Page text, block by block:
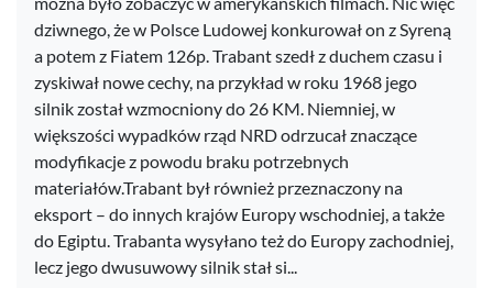
dziwnego, że w Polsce Ludowej konkurował on z Syreną
a potem z Fiatem 126p. Trabant szedł z duchem czasu i
zyskiwał nowe cechy, na przykład w roku 1968 jego
silnik został wzmocniony do 26 KM. Niemniej, w
większości wypadków rząd NRD odrzucał znaczące
modyfikacje z powodu braku potrzebnych
materiałów.Trabant był również przeznaczony na
eksport – do innych krajów Europy wschodniej, a także
do Egiptu. Trabanta wysyłano też do Europy zachodniej,
lecz jego dwusuwowy silnik stał si...